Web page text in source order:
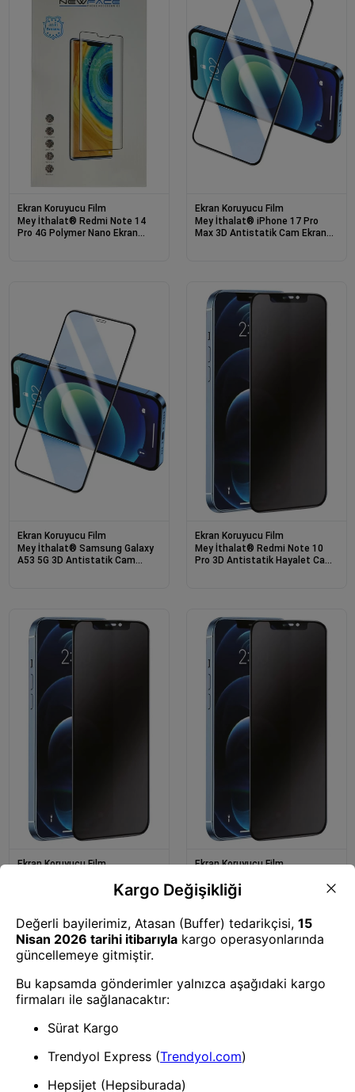
Ekran Koruyucu Film
Mey İthalat® Redmi Note 14
Pro 4G Polymer Nano Ekran
Ekran Koruyucu Film
Mey İthalat® iPhone 17 Pro
Max 3D Antistatik Cam Ekran
Ekran Koruyucu Film
Mey İthalat® Samsung Galaxy
A53 5G 3D Antistatik Cam
Ekran Koruyucu Film
Mey İthalat® Redmi Note 10
Pro 3D Antistatik Hayalet Cam
Ekran Koruyucu Film
S21 FE 3D Antistatik Hayalet
Ekran Koruyucu Film
A52 3D Antistatik Hayalet Cam
Ekran Koruyucu